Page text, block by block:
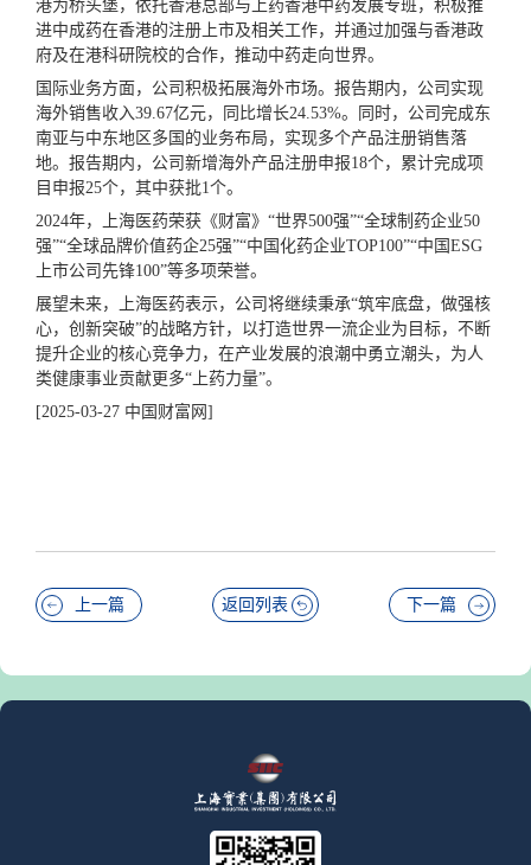
港为桥头堡，依托香港总部与上药香港中药发展专班，积极推
进中成药在香港的注册上市及相关工作，并通过加强与香港政
府及在港科研院校的合作，推动中药走向世界。
国际业务方面，公司积极拓展海外市场。报告期内，公司实现
海外销售收入39.67亿元，同比增长24.53%。同时，公司完成东
南亚与中东地区多国的业务布局，实现多个产品注册销售落
地。报告期内，公司新增海外产品注册申报18个，累计完成项
目申报25个，其中获批1个。
2024年，上海医药荣获《财富》“世界500强”“全球制药企业50
强”“全球品牌价值药企25强”“中国化药企业TOP100”“中国ESG
上市公司先锋100”等多项荣誉。
展望未来，上海医药表示，公司将继续秉承“筑牢底盘，做强核
心，创新突破”的战略方针，以打造世界一流企业为目标，不断
提升企业的核心竞争力，在产业发展的浪潮中勇立潮头，为人
类健康事业贡献更多“上药力量”。
[2025-03-27 中国财富网]
上一篇 返回列表 下一篇